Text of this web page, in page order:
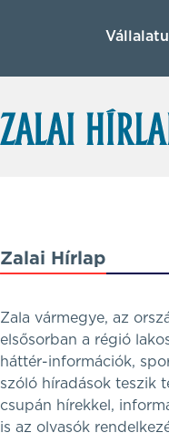
Zalai Hírlap
Zala vármegye, az
elsősorban a régió
háttér-információk,
szóló híradások teszik
csupán hírekkel,
is az olvasók